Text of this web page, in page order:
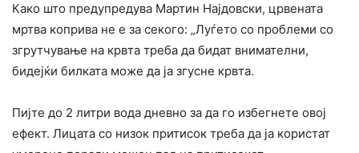
Како што предупредува Мартин Најдовски, црвената
мртва коприва не е за секого: „Луѓето со проблеми со
згрутчување на крвта треба да бидат внимателни,
бидејќи билката може да ја згусне крвта.
Пијте до 2 литри вода дневно за да го избегнете овој
ефект. Лицата со низок притисок треба да ја користат